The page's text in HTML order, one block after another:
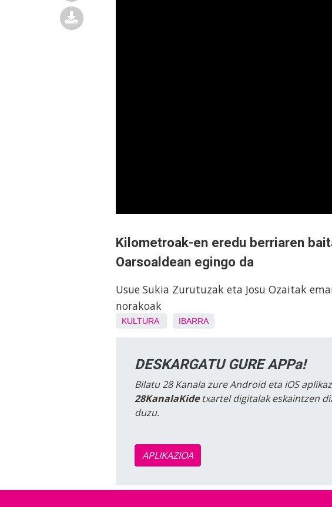
Kilometroak-en eredu berriaren
Oarsoaldean egingo da
Usue Sukia Zurutuzak eta Josu Ozaitak
norakoak
KULTURA IBARRA
DESKARGATU GURE APPa!
Bilatu 28 Kanala zure Android eta iOS
28KanalaKidetxartel digitalak eskaintzen
duzu.
APLIKAZIOA